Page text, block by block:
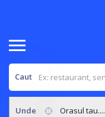
Caut
Unde Orasul tau....